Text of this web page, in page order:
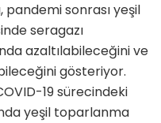
pandemi sonrası yeşil
seragazı
azaltılabileceğini ve
gösteriyor.
19 sürecindeki
yeşil toparlanma